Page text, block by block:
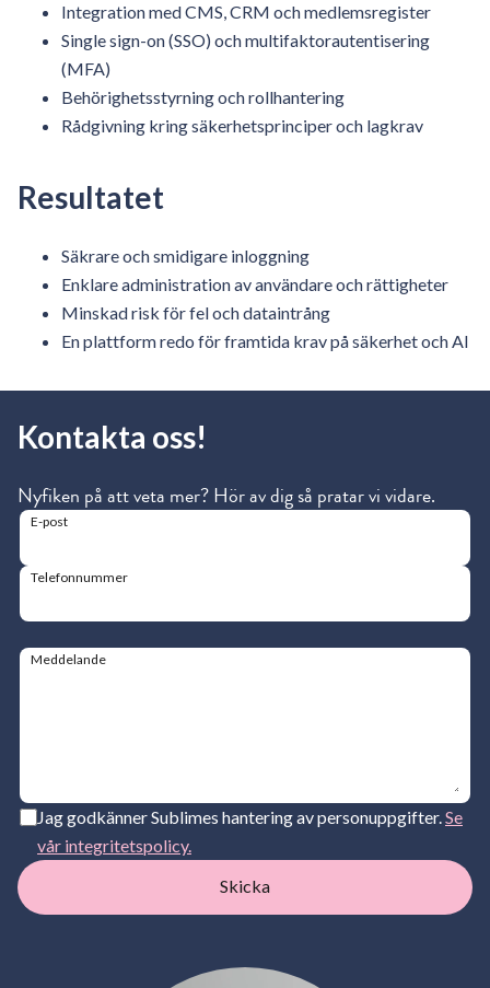
Integration med CMS, CRM och medlemsregister
Single sign-on (SSO) och multifaktorautentisering
(MFA)
Behörighetsstyrning och rollhantering
Rådgivning kring säkerhetsprinciper och lagkrav
Resultatet
Säkrare och smidigare inloggning
Enklare administration av användare och rättigheter
Minskad risk för fel och dataintrång
En plattform redo för framtida krav på säkerhet och AI
Kontakta oss!
Nyfiken på att veta mer? Hör av dig så pratar vi vidare.
E-post
Telefonnummer
Meddelande
Jag godkänner Sublimes hantering av personuppgifter.Se
vår integritetspolicy.